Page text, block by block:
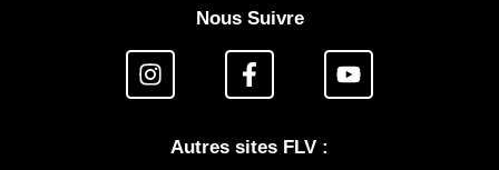
Nous Suivre
Autres sites FLV :